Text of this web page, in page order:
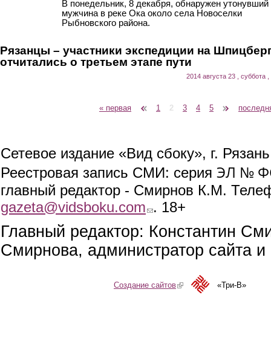
В понедельник, 8 декабря, обнаружен утонувший
мужчина в реке Ока около села Новоселки
Рыбновского района.
Рязанцы – участники экспедиции на
отчитались о третьем этапе пути
2014 августа 23 , суббота ,
« первая 1 2 3 4 5
Сетевое издание «Вид сбоку», г.
Реестровая запись СМИ: серия ЭЛ №
главный редактор - Смирнов К.М.
gazeta@vidsboku.com (link sends e-mail)
. 18+
Главный редактор: Константин
Смирнова, администратор сайта
Создание сайтов(link is external)«Три-В»